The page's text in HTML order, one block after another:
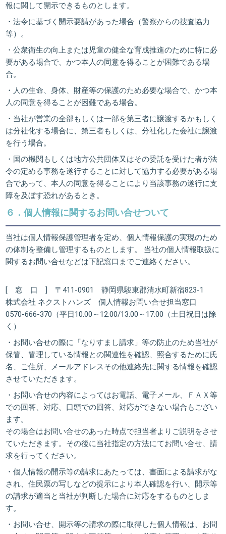
報に関して開示できるものとします。
・法令に基づく開示要請があった場合（警察からの捜査協力
等）。
・公衆衛生の向上または児童の健全な育成推進のために特に必
要がある場合で、かつ本人の同意を得ることが困難である場
合。
・人の生命、身体、財産等の保護のため必要な場合で、かつ本
人の同意を得ることが困難である場合。
・当社が営業の全部もしくは一部を第三者に譲渡するかもしく
は分社化する場合に、第三者もしくは、分社化した会社に譲渡
を行う場合。
・国の機関もしくは地方公共団体又はその委託を受けた者が法
令の定める事務を遂行することに対して協力する必要がある場
合であって、本人の同意を得ることにより当該事務の遂行に支
障を及ぼす恐れがあるとき。
６．個人情報に関するお問い合せついて
当社は個人情報保護管理者を定め、個人情報保護の実現のため
の体制を整備し管理するものとします。 当社の個人情報取扱に
関するお問い合せなどは下記窓口までご連絡ください。
[ 窓 口 ] 〒411-0901 静岡県駿東郡清水町新宿823-1
株式会社 ネクストハンズ 個人情報お問い合せ担当窓口
0570-666-370（平日10:00～12:00/13:00～17:00（土日祝日は除
く）
・お問い合せの際に「なりすまし請求」等の防止のため当社が
保管、管理している情報との関連性を確認、照合するために氏
名、ご住所、メールアドレスその他連絡先に関する情報を確認
させていただきます。
・お問い合せの内容によってはお電話、電子メール、ＦＡＸ等
での回答、対応、口頭での回答、対応ができない場合もござい
ます。
その場合はお問い合せのあった時点で担当者よりご説明をさせ
ていただきます。その後に当社指定の方法にてお問い合せ、請
求を行ってください。
・個人情報の開示等の請求にあたっては、書面による請求がな
され、住民票の写しなどの提示により本人確認を行い、開示等
の請求が適当と当社が判断した場合に対応をするものとしま
す。
・お問い合せ、開示等の請求の際に取得した個人情報は、お問